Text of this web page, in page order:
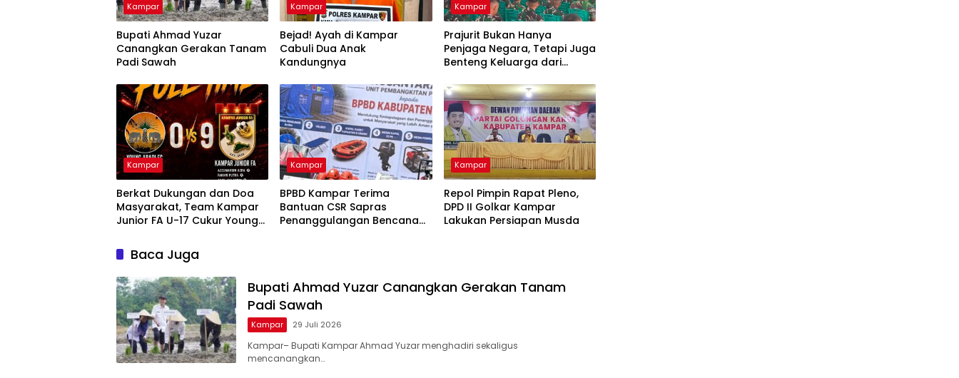
Kampar
Bupati Ahmad Yuzar
Canangkan Gerakan Tanam
Padi Sawah
Kampar
Bejad! Ayah di Kampar
Cabuli Dua Anak
Kandungnya
Kampar
Prajurit Bukan Hanya
Penjaga Negara, Tetapi Juga
Benteng Keluarga dari
Kampar
Berkat Dukungan dan Doa
Masyarakat, Team Kampar
Junior FA U-17 Cukur Young
Soeratin
Kampar
BPBD Kampar Terima
Bantuan CSR Sapras
Penanggulangan Bencana
Kampar
Repol Pimpin Rapat Pleno,
DPD II Golkar Kampar
Lakukan Persiapan Musda
Baca Juga
Bupati Ahmad Yuzar Canangkan Gerakan Tanam
Padi Sawah
Kampar 29 Juli 2026
Kampar– Bupati Kampar Ahmad Yuzar menghadiri sekaligus
mencanangkan…